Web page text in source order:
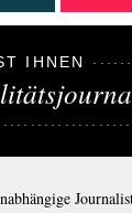
IHNEN